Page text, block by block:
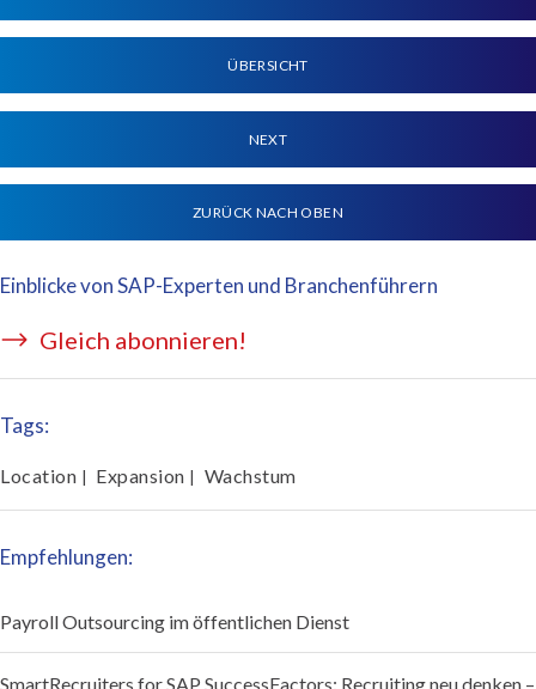
ÜBERSICHT
NEXT
ZURÜCK NACH OBEN
Einblicke von SAP-Experten und Branchenführern
Gleich abonnieren!
Tags:
Location | Expansion | Wachstum
Empfehlungen:
Payroll Outsourcing im öffentlichen Dienst
SmartRecruiters for SAP SuccessFactors: Recruiting neu denken –